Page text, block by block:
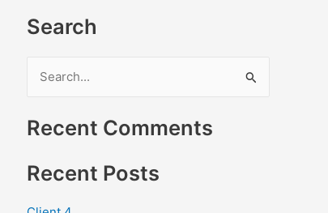
Search
a
c
Recent Comments
Recent Posts